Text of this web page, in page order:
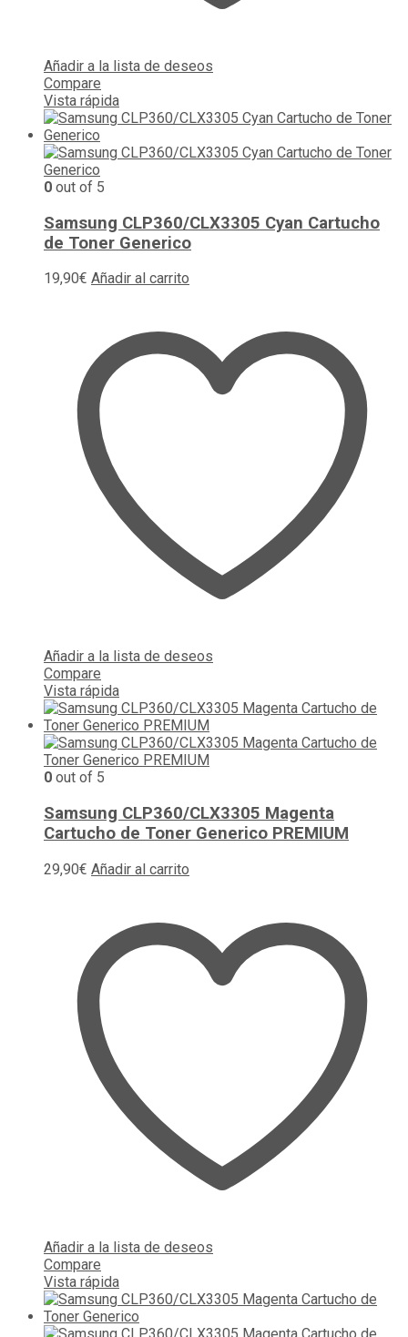
Añadir a la lista de deseos
Compare
Vista rápida
0 out of 5
Samsung CLP360/CLX3305 Cyan Cartucho
de Toner Generico
19,90€ Añadir al carrito
Añadir a la lista de deseos
Compare
Vista rápida
0 out of 5
Samsung CLP360/CLX3305 Magenta
Cartucho de Toner Generico PREMIUM
29,90€ Añadir al carrito
Añadir a la lista de deseos
Compare
Vista rápida